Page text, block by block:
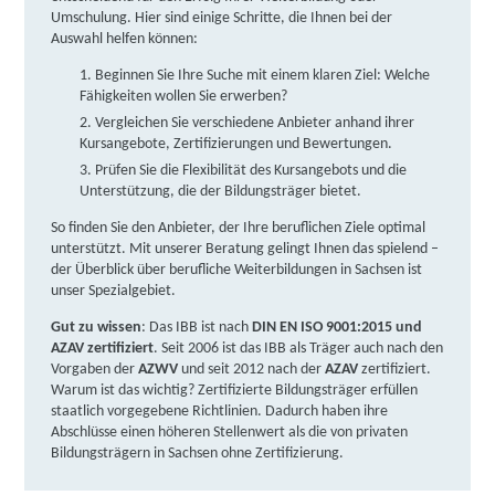
Fortbildungsakademie der Wirtschaft (faw)
gemeinnützige Gesellschaft mbH | Nordstraße 33,
weitere Informationen
Donner + Partner GmbH Sachsen | Zum Tower 4,
01917 Kamenz
Partner
weitere Informationen
Berger Bildungsinstitut GmbH | An der
weitere Informationen
Sächsisches Bildungszentrum e.V. | Berliner Str. 121,
04129 LeipzigPartner
Umschulung. Hier sind einige Schritte, die Ihnen bei der
Auswahl helfen können:​
Beginnen Sie Ihre Suche mit einem klaren Ziel: Welche
Fähigkeiten wollen Sie erwerben?
Vergleichen Sie verschiedene Anbieter anhand ihrer
Kursangebote, Zertifizierungen und Bewertungen.
Prüfen Sie die Flexibilität des Kursangebots und die
Unterstützung, die der Bildungsträger bietet.
So finden Sie den Anbieter, der Ihre beruflichen Ziele optimal
unterstützt. Mit unserer Beratung gelingt Ihnen das spielend –
der Überblick über berufliche Weiterbildungen in Sachsen ist
unser Spezialgebiet.
Gut zu wissen: Das IBB ist nachDIN EN ISO 9001:2015 und
AZAV zertifiziert. Seit 2006 ist das IBB als Träger auch nach den
Vorgaben derAZWV und seit 2012 nach derAZAV zertifiziert.
Warum ist das wichtig? Zertifizierte Bildungsträger erfüllen
staatlich vorgegebene Richtlinien. Dadurch haben ihre
Abschlüsse einen höheren Stellenwert als die von privaten
Bildungsträgern in Sachsen ohne Zertifizierung.